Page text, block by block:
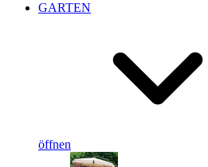
GARTEN
öffnen